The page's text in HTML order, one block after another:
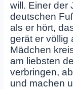
will. Einer der
deutschen
als er hört,
gerät er völlig
Mädchen
am liebsten
verbringen,
und machen